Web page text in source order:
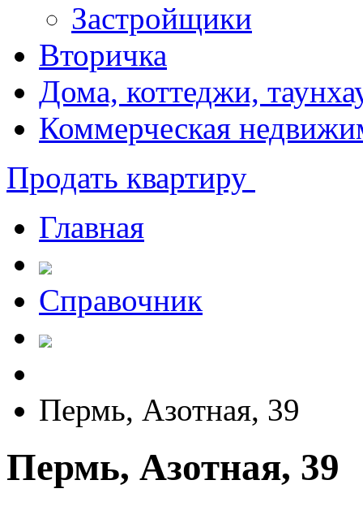
Застройщики
Вторичка
Дома, коттеджи,
Коммерческая
Продать квартиру
Главная
Справочник
Пермь, Азотная, 39
Пермь, Азотная, 39